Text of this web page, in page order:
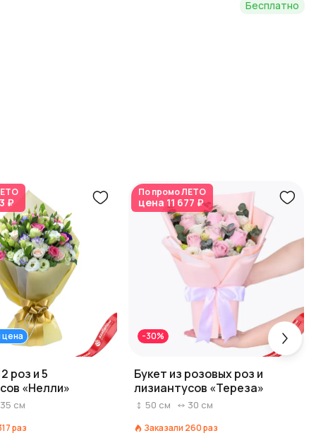
Бесплатно
₽
роз и 5
«Нелли»
35 см
раз
По промоЛЕТО
цена 11 677 ₽
-30%
Букет из розовых роз и
лизиантусов «Тереза»
50 см 30 см
Заказали 260раз